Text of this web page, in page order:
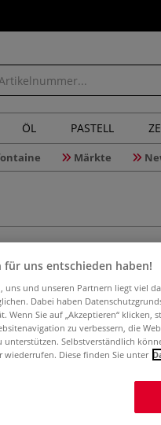
ÖL PASTELL
Märkte
für uns entschieden haben!
uns und unseren Partnern liegt viel
Dabei haben
Wenn Sie auf „Akzeptieren“ klicken,
zu verbessern, die
unterstützen. Selbstverständlich
wiederrufen. Diese finden Sie unter